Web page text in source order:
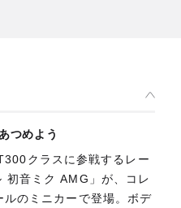
つめよう
クラスに参戦するレー
初音ミク AMG」が、コレ
のミニカーで登場。ボデ